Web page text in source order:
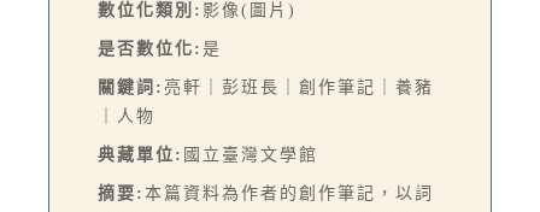
數位化類別: 影像(圖片)
是否數位化: 是
關鍵詞: 亮軒｜彭班長｜創作筆記｜養豬
｜人物
典藏單位: 國立臺灣文學館
摘要: 本篇資料為作者的創作筆記，以詞